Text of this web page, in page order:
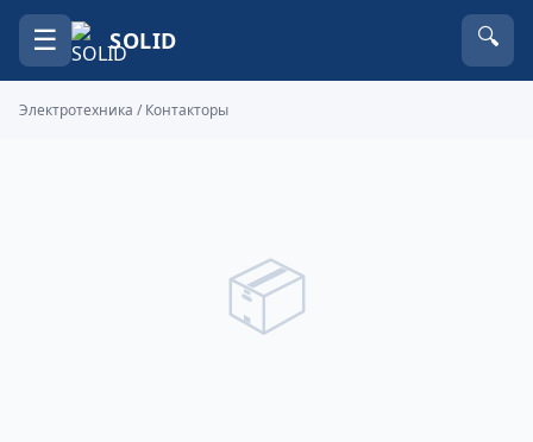
☰ SOLID 🔍
Электротехника /Контакторы
📦